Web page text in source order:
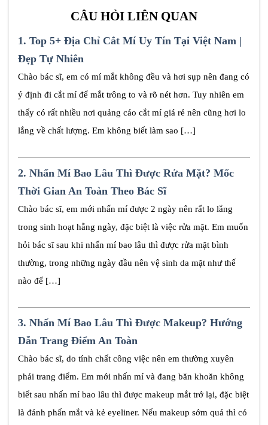
CÂU HỎI LIÊN QUAN
1. Top 5+ Địa Chỉ Cắt Mí Uy Tín Tại Việt Nam |
Đẹp Tự Nhiên
Chào bác sĩ, em có mí mắt không đều và hơi sụp nên đang có
ý định đi cắt mí để mắt trông to và rõ nét hơn. Tuy nhiên em
thấy có rất nhiều nơi quảng cáo cắt mí giá rẻ nên cũng hơi lo
lắng về chất lượng. Em không biết làm sao […]
2. Nhấn Mí Bao Lâu Thì Được Rửa Mặt? Mốc
Thời Gian An Toàn Theo Bác Sĩ
Chào bác sĩ, em mới nhấn mí được 2 ngày nên rất lo lắng
trong sinh hoạt hằng ngày, đặc biệt là việc rửa mặt. Em muốn
hỏi bác sĩ sau khi nhấn mí bao lâu thì được rửa mặt bình
thường, trong những ngày đầu nên vệ sinh da mặt như thế
nào để […]
3. Nhấn Mí Bao Lâu Thì Được Makeup? Hướng
Dẫn Trang Điểm An Toàn
Chào bác sĩ, do tính chất công việc nên em thường xuyên
phải trang điểm. Em mới nhấn mí và đang băn khoăn không
biết sau nhấn mí bao lâu thì được makeup mắt trở lại, đặc biệt
là đánh phấn mắt và kẻ eyeliner. Nếu makeup sớm quá thì có